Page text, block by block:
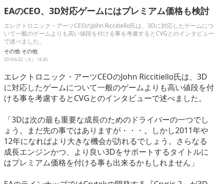
企業動向
人材育成
産業政策
連載
イベント/セミナー
eスポーツ
EAのCEO、3D対応ゲームにはプレミアム価格も検討
エレクトロニック・アーツCEOのJohn Riccitiello氏は、3Dに対応したゲームにつ
いて一般のゲームよりも高い値段を付ける事を考慮するとCVGとのインタビュー
で述べました。
その他 その他
2010.6.22（火） 16:45
エレクトロニック・アーツCEOのJohn Riccitiello氏は、3D
に対応したゲームについて一般のゲームよりも高い値段を付
ける事を考慮するとCVGとのインタビューで述べました。
「3Dは次の最も重要な成長のためのドライバーの一つでし
ょう。まだ先の事ではありますが・・・。しかし2011年や
12年になればより大きな機会が訪れるでしょう。さらなる
成長エンジンかつ、より良い3Dをサポートするタイトルに
はプレミアム価格を付ける事も出来るかもしれません」